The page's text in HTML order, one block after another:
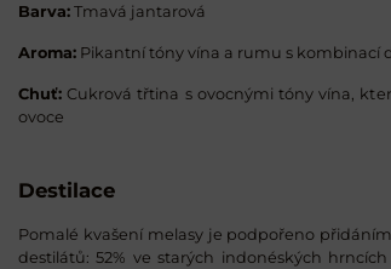
Barva: Tmavá jantarová
Aroma: Pikantní tóny vína a rumu s kombinací
Chuť: Cukrová třtina s ovocnými tóny vína,
ovoce
Destilace
Pomalé kvašení melasy je podpořeno
destilátů: 52% ve starých indonéských